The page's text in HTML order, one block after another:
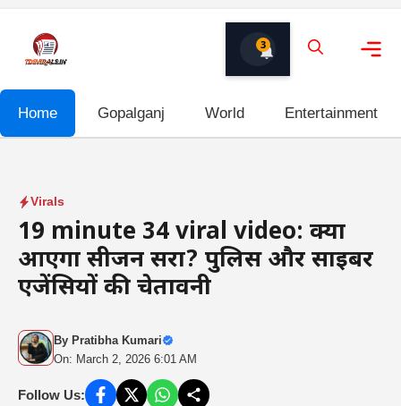
content
3
Home Gopalganj World Entertainment
Virals
19 minute 34 viral video: क्या
आएगा सीजन दूसरा? पुलिस और साइबर
एजेंसियों की चेतावनी
By Pratibha Kumari
On: March 2, 2026 6:01 AM
Follow Us: